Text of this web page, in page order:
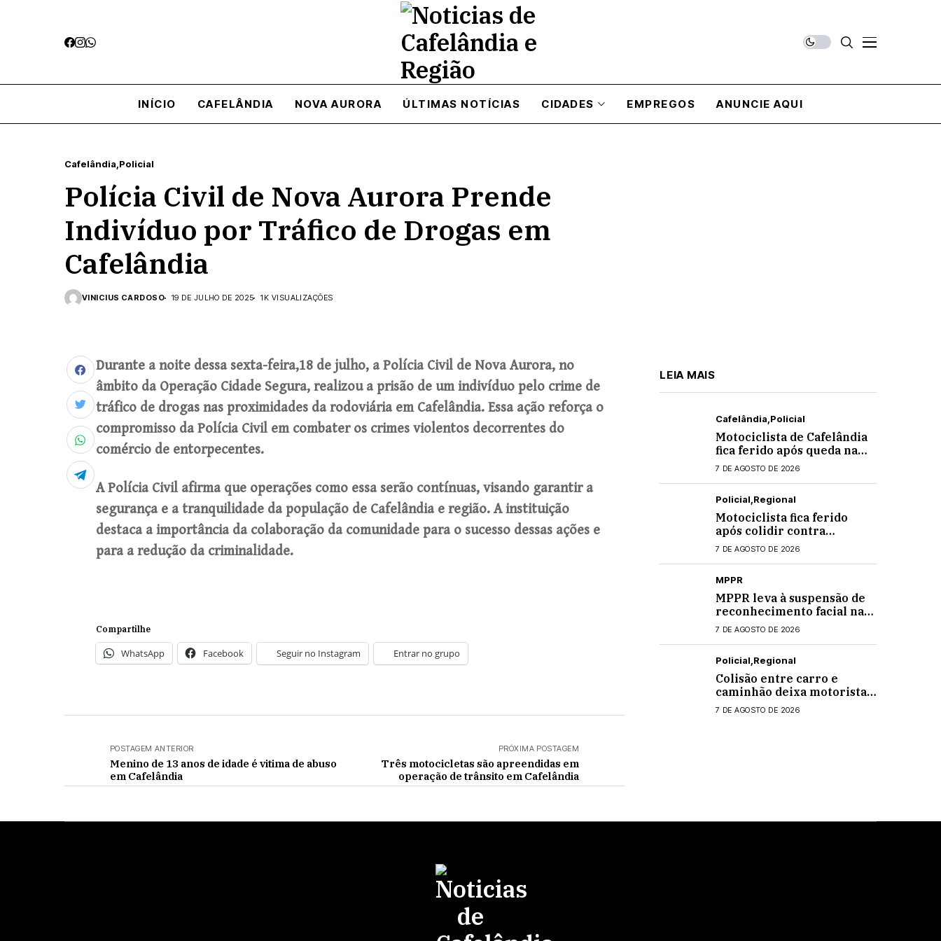
INÍCIO CAFELÂNDIA NOVA AURORA ÚLTIMAS NOTÍCIAS CIDADES EMPREGOS ANUNCIE AQUI
Cafelândia Policial
Polícia Civil de Nova Aurora Prende
Indivíduo por Tráfico de Drogas em
Cafelândia
VINICIUS CARDOSO 19 DE JULHO DE 2025 1K VISUALIZAÇÕES
Durante a noite dessa sexta-feira,18 de julho, a Polícia Civil de Nova Aurora, no
âmbito da Operação Cidade Segura, realizou a prisão de um indivíduo pelo crime de
tráfico de drogas nas proximidades da rodoviária em Cafelândia. Essa ação reforça o
compromisso da Polícia Civil em combater os crimes violentos decorrentes do
comércio de entorpecentes.
A Polícia Civil afirma que operações como essa serão contínuas, visando garantir a
segurança e a tranquilidade da população de Cafelândia e região. A instituição
destaca a importância da colaboração da comunidade para o sucesso dessas ações e
para a redução da criminalidade.
Compartilhe
WhatsApp Facebook Seguir no Instagram Entrar no grupo
POSTAGEM ANTERIOR
Menino de 13 anos de idade é vitima de abuso
em Cafelândia
PRÓXIMA POSTAGEM
Três motocicletas são apreendidas em
operação de trânsito em Cafelândia
LEIA MAIS
Cafelândia Policial
Motociclista de Cafelândia
fica ferido após queda na
PR-180 em Quarto
7 DE AGOSTO DE 2026
Policial Regional
Motociclista fica ferido
após colidir contra
banheiro químico que caiu
7 DE AGOSTO DE 2026
MPPR
MPPR leva à suspensão de
reconhecimento facial nas
escolas estaduais
7 DE AGOSTO DE 2026
Policial Regional
Colisão entre carro e
caminhão deixa motorista
ferido na PR-495, em
7 DE AGOSTO DE 2026